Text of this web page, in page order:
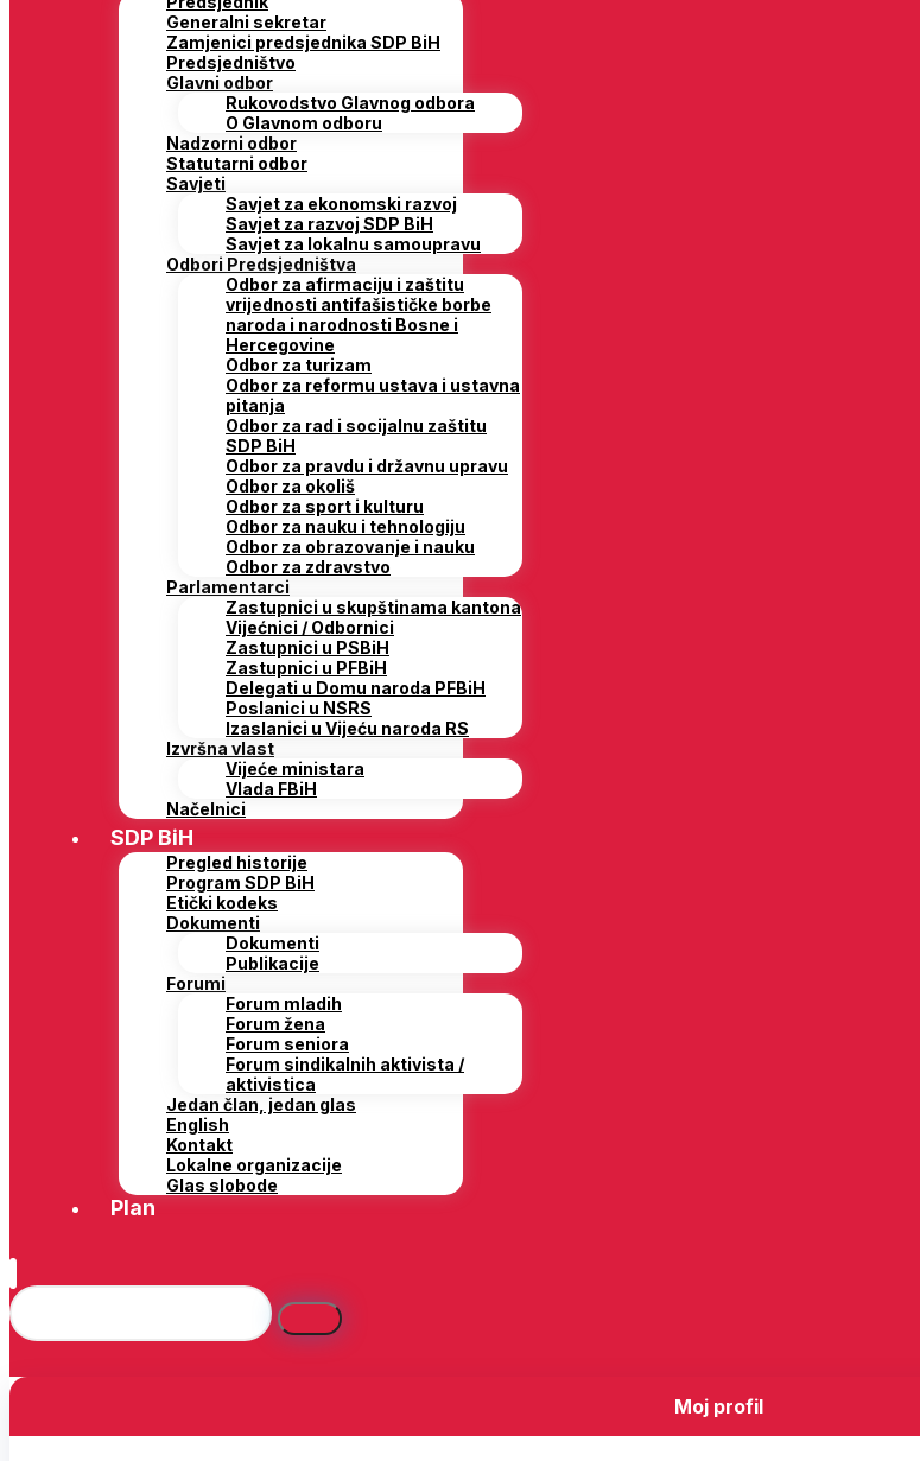
Generalni sekretar
Zamjenici predsjednika SDP BiH
Predsjedništvo
Glavni odbor
Rukovodstvo Glavnog odbora
O Glavnom odboru
Nadzorni odbor
Statutarni odbor
Savjeti
Savjet za ekonomski razvoj
Savjet za razvoj SDP BiH
Savjet za lokalnu samoupravu
Odbori Predsjedništva
Odbor za afirmaciju i zaštitu
vrijednosti antifašističke borbe
naroda i narodnosti Bosne i
Hercegovine
Odbor za turizam
Odbor za reformu ustava i ustavna
pitanja
Odbor za rad i socijalnu zaštitu
SDP BiH
Odbor za pravdu i državnu upravu
Odbor za okoliš
Odbor za sport i kulturu
Odbor za nauku i tehnologiju
Odbor za obrazovanje i nauku
Odbor za zdravstvo
Parlamentarci
Zastupnici u skupštinama kantona
Vijećnici / Odbornici
Zastupnici u PSBiH
Zastupnici u PFBiH
Delegati u Domu naroda PFBiH
Poslanici u NSRS
Izaslanici u Vijeću naroda RS
Izvršna vlast
Vijeće ministara
Vlada FBiH
Načelnici
SDP BiH
Pregled historije
Program SDP BiH
Etički kodeks
Dokumenti
Dokumenti
Publikacije
Forumi
Forum mladih
Forum žena
Forum seniora
Forum sindikalnih aktivista /
aktivistica
Jedan član, jedan glas
English
Kontakt
Lokalne organizacije
Glas slobode
Plan
Moj profil